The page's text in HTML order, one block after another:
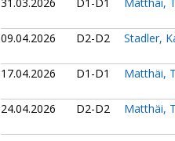
09.04.2026 D2-D2 Stadler,
17.04.2026 D1-D1 Matthäi,
24.04.2026 D2-D2 Matthäi,